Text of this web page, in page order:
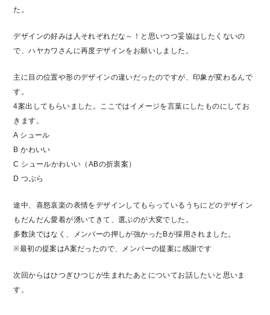
た。
デザインの好みは人それぞれだな～！と思いつつ妥協はしたくないの
で、ハヤカワさんに再度デザインをお願いしました。
主に目の位置や形のデザインの違いだったのですが、印象が変わるんで
す。
4案出してもらいました。ここではイメージを言葉にしたものにしてお
きます。
A シュール
B かわいい
C シュールかわいい（ABの折衷案）
D つぶら
途中、喜怒哀楽の表情をデザインしてもらっているうちにどのデザイン
もだんだん愛着が湧いてきて、選ぶのが大変でした。
多数決ではなく、メンバーの押しが強かったBが採用されました。
※最初の提案はA案だったので、メンバーの提案に感謝です
次回からはひつぎひつじが生まれたあとについてお話したいと思いま
す。